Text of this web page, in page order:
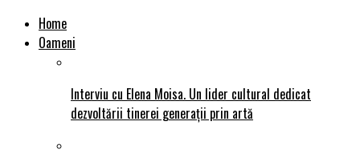
Home
Oameni
Interviu cu Elena Moisa. Un lider cultural dedicat
dezvoltării tinerei generații prin artă